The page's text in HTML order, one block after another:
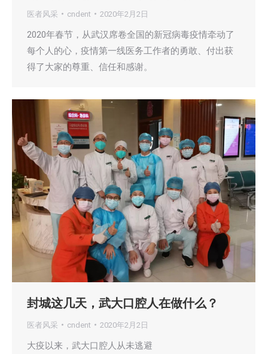
医者风采 cndent 2020年2月2日
2020年春节，从武汉席卷全国的新冠病毒疫情牵动了
每个人的心，疫情第一线医务工作者的勇敢、付出获
得了大家的尊重、信任和感谢。
封城这几天，武大口腔人在做什么？
医者风采 cndent 2020年2月2日
大疫以来，武大口腔人从未逃避